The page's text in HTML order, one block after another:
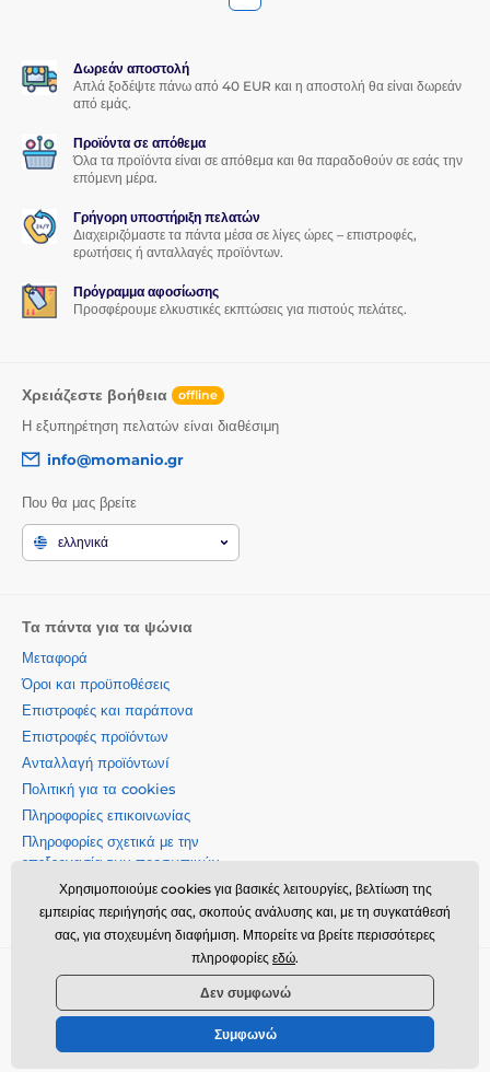
Δωρεάν αποστολή
Απλά ξοδέψτε πάνω από 40 EUR και η αποστολή θα είναι δωρεάν
από εμάς.
Προϊόντα σε απόθεμα
Όλα τα προϊόντα είναι σε απόθεμα και θα παραδοθούν σε εσάς την
επόμενη μέρα.
Γρήγορη υποστήριξη πελατών
Διαχειριζόμαστε τα πάντα μέσα σε λίγες ώρες – επιστροφές,
ερωτήσεις ή ανταλλαγές προϊόντων.
Πρόγραμμα αφοσίωσης
Προσφέρουμε ελκυστικές εκπτώσεις για πιστούς πελάτες.
Χρειάζεστε βοήθεια offline
Η εξυπηρέτηση πελατών είναι διαθέσιμη
info@momanio.gr
Που θα μας βρείτε
ελληνικά
Τα πάντα για τα ψώνια
Μεταφορά
Όροι και προϋποθέσεις
Επιστροφές και παράπονα
Επιστροφές προϊόντων
Ανταλλαγή προϊόντωνí
Πολιτική για τα cookies
Πληροφορίες επικοινωνίας
Πληροφορίες σχετικά με την
επεξεργασία των προσωπικών
δεδομένων
Σχετικά με την εταιρεία μας
Momanio s.r.o., Okružní 361/14, 74718, Píšť, Czech republic,
VAT: CZ09604707, info@momanio.gr
© 2026 www.momanio.gr ⦁ Κατασκευή eshop
Χρησιμοποιούμε cookies για βασικές λειτουργίες, βελτίωση της
εμπειρίας περιήγησής σας, σκοπούς ανάλυσης και, με τη συγκατάθεσή
σας, για στοχευμένη διαφήμιση. Μπορείτε να βρείτε περισσότερες
πληροφορίες εδώ.
Δεν συμφωνώ
Συμφωνώ